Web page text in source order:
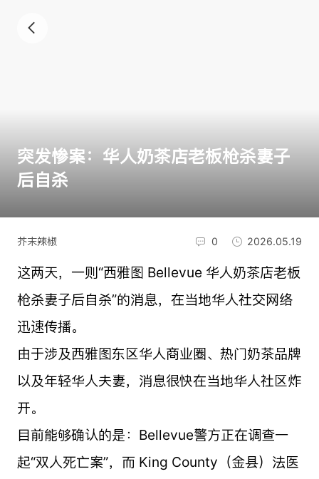
突发惨案：华人奶茶店老板枪杀妻子
后自杀
芥末辣椒 0 2026.05.19
这两天，一则“西雅图 Bellevue 华人奶茶店老板
枪杀妻子后自杀”的消息，在当地华人社交网络
迅速传播。
由于涉及西雅图东区华人商业圈、热门奶茶品牌
以及年轻华人夫妻，消息很快在当地华人社区炸
开。
目前能够确认的是：Bellevue警方正在调查一
起“双人死亡案”，而 King County（金县）法医